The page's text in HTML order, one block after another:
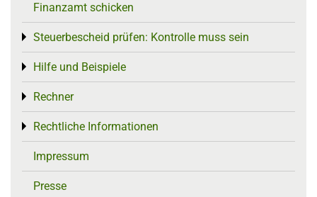
Finanzamt schicken
Steuerbescheid prüfen: Kontrolle muss sein
Toggle menu
Hilfe und Beispiele
Toggle menu
Rechner
Toggle menu
Rechtliche Informationen
Toggle menu
Impressum
Presse